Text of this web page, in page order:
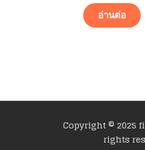
อ่านต่อ
Copyright © 2025
rights